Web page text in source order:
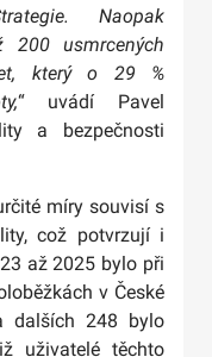
Naopak
200 usmrcených
který o 29 %
“ uvádí Pavel
a bezpečnosti
míry souvisí s
což potvrzují i
až 2025 bylo při
v České
dalších 248 bylo
uživatelé těchto